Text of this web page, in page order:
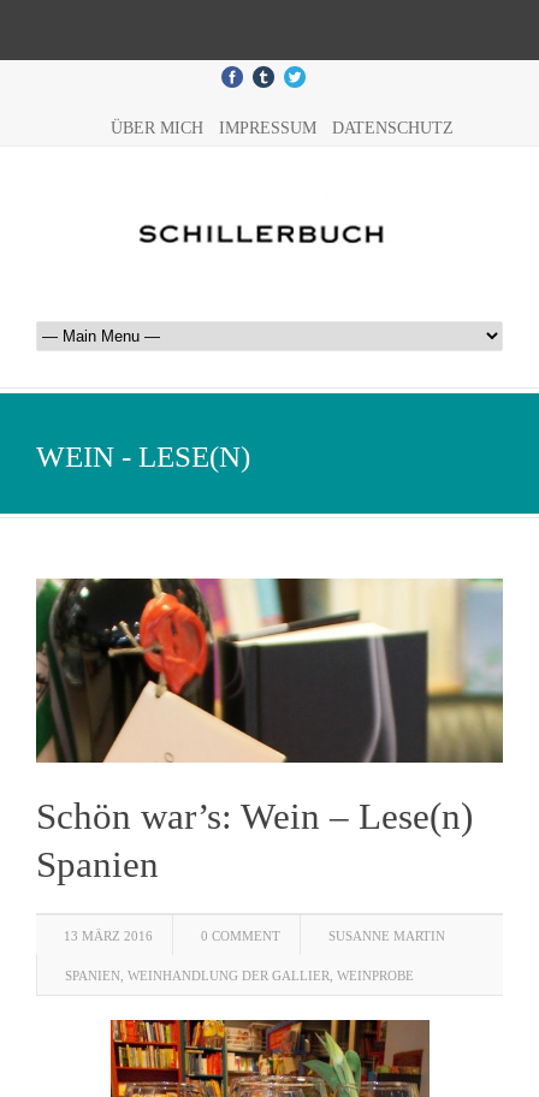
ÜBER MICH IMPRESSUM DATENSCHUTZ
WEIN - LESE(N)
Schön war’s: Wein – Lese(n)
Spanien
13 MÄRZ 2016 0 COMMENT SUSANNE MARTIN
SPANIEN WEINHANDLUNG DER GALLIER WEINPROBE